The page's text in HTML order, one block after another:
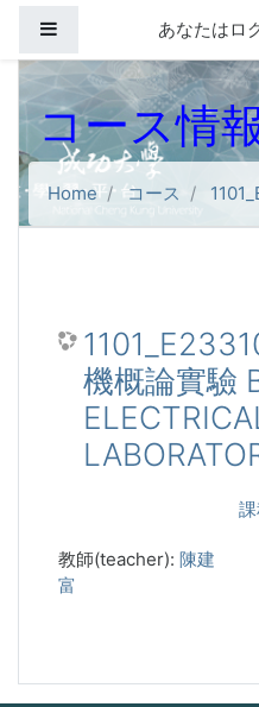
サイドパネルあなたはロ
コース情
Home コース
機概論實驗
教師(teacher): 陳建
富